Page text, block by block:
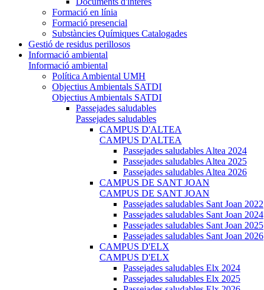
Formació en línia
Formació presencial
Substàncies Químiques Catalogades
Gestió de residus perillosos
Informació ambiental
Informació ambiental
Política Ambiental UMH
Objectius Ambientals SATDI
Objectius Ambientals SATDI
Passejades saludables
Passejades saludables
CAMPUS D'ALTEA
CAMPUS D'ALTEA
Passejades saludables Altea 2024
Passejades saludables Altea 2025
Passejades saludables Altea 2026
CAMPUS DE SANT JOAN
CAMPUS DE SANT JOAN
Passejades saludables Sant Joan 2022
Passejades saludables Sant Joan 2024
Passejades saludables Sant Joan 2025
Passejades saludables Sant Joan 2026
CAMPUS D'ELX
CAMPUS D'ELX
Passejades saludables Elx 2024
Passejades saludables Elx 2025